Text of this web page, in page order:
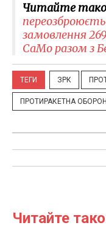
Читайте
замовлення
CaMo разом з
ТЕГИ ЗРК
ПРОТИРАКЕТНА
Читайте